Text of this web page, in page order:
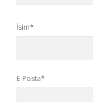
İsim*
E-Posta*